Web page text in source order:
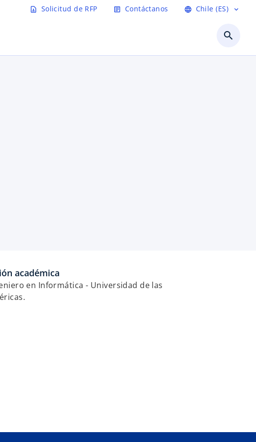
principal
contact_page Solicitud de RFP article Contáctanos language Chile (ES) expand_more
search
académica
en Informática - Universidad de las